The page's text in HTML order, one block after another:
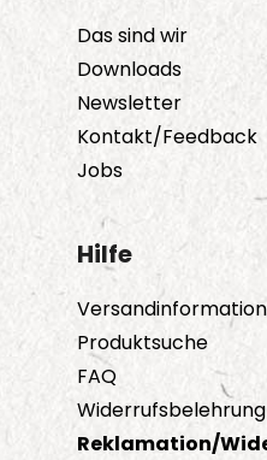
Das sind wir
Downloads
Newsletter
Kontakt/Feedback
Jobs
Hilfe
Produktsuche
FAQ
Widerrufsbelehrung
Reklamation/